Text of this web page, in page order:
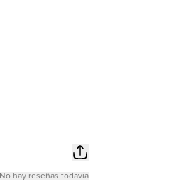
No hay reseñas todavía